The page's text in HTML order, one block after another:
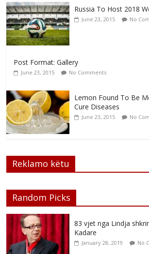
Russia To Host 2018
June 23, 2015 No
Post Format: Gallery
June 23, 2015 No Comments
Lemon Found To Be
Cure Diseases
June 23, 2015 No
Reklamo këtu
Random Picks
83 vjet nga Lindja
Kadare
January 28, 2019 No